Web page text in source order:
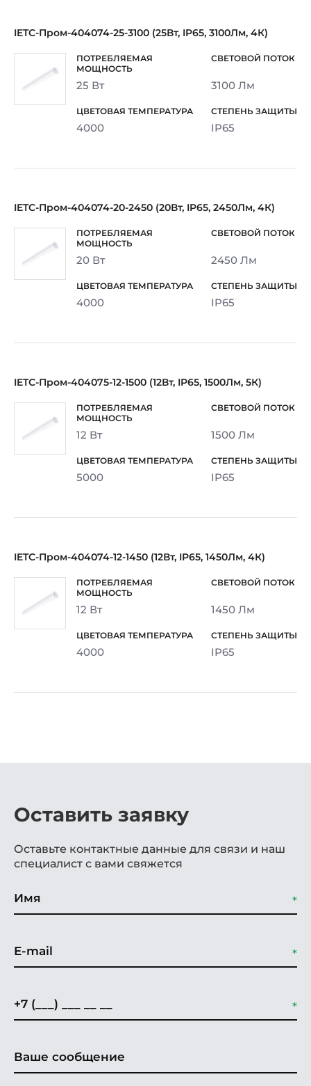
IETC-Пром-404074-25-3100 (25Вт, IP65, 3100Лм, 4К)
25 Вт 3100 Лм
4000 IP65
IETC-Пром-404074-20-2450 (20Вт, IP65, 2450Лм, 4К)
20 Вт 2450 Лм
4000 IP65
IETC-Пром-404075-12-1500 (12Вт, IP65, 1500Лм, 5К)
12 Вт 1500 Лм
5000 IP65
IETC-Пром-404074-12-1450 (12Вт, IP65, 1450Лм, 4К)
12 Вт 1450 Лм
4000 IP65
Оставить заявку
Оставьте контактные данные для связи и наш
специалист с вами свяжется